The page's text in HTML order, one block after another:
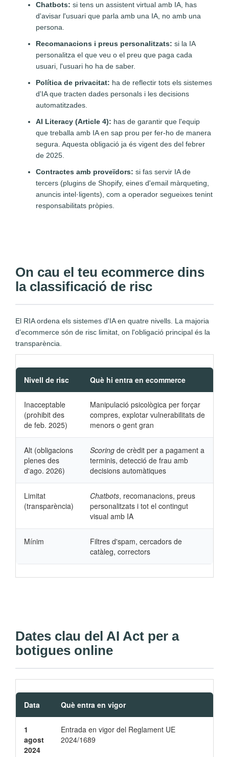
Chatbots: si tens un assistent virtual amb IA, has
d'avisar l'usuari que parla amb una IA, no amb una
persona.
Recomanacions i preus personalitzats: si la IA
personalitza el que veu o el preu que paga cada
usuari, l'usuari ho ha de saber.
Política de privacitat: ha de reflectir tots els sistemes
d'IA que tracten dades personals i les decisions
automatitzades.
AI Literacy (Article 4): has de garantir que l'equip
que treballa amb IA en sap prou per fer-ho de manera
segura. Aquesta obligació ja és vigent des del febrer
de 2025.
Contractes amb proveïdors: si fas servir IA de
tercers (plugins de Shopify, eines d'email màrqueting,
anuncis intel·ligents), com a operador segueixes tenint
responsabilitats pròpies.
On cau el teu ecommerce dins
la classificació de risc
El RIA ordena els sistemes d'IA en quatre nivells. La majoria
d'ecommerce són de risc limitat, on l'obligació principal és la
transparència.
Nivell de risc Què hi entra en ecommerce
Inacceptable
(prohibit des
de feb. 2025)
Manipulació psicològica per forçar
compres, explotar vulnerabilitats de
menors o gent gran
Alt (obligacions
plenes des
d'ago. 2026)
Scoring de crèdit per a pagament a
terminis, detecció de frau amb
decisions automàtiques
Limitat
(transparència)
Chatbots, recomanacions, preus
personalitzats i tot el contingut
visual amb IA
Mínim
Filtres d'spam, cercadors de
catàleg, correctors
Dates clau del AI Act per a
botigues online
Data Què entra en vigor
1
agost
2024
Entrada en vigor del Reglament UE
2024/1689